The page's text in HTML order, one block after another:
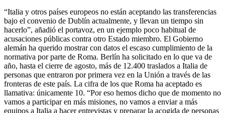
“Italia y otros países europeos no están aceptando las transferencias
bajo el convenio de Dublín actualmente, y llevan un tiempo sin
hacerlo”, añadió el portavoz, en un ejemplo poco habitual de
acusaciones públicas contra otro Estado miembro. El Gobierno
alemán ha querido mostrar con datos el escaso cumplimiento de la
normativa por parte de Roma. Berlín ha solicitado en lo que va de
año, hasta el cierre de agosto, más de 12.400 traslados a Italia de
personas que entraron por primera vez en la Unión a través de las
fronteras de este país. La cifra de los que Roma ha aceptado es
llamativa: únicamente 10. “Por eso hemos dicho que de momento no
vamos a participar en más misiones, no vamos a enviar a más
equipos a Italia a hacer entrevistas y preparar la acogida de personas